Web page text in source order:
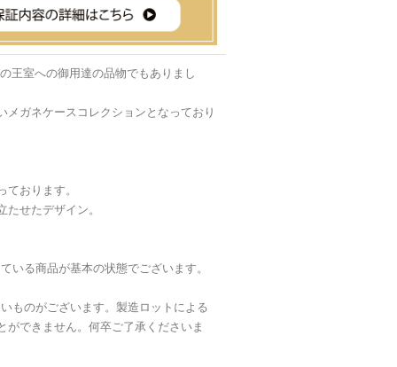
王室への御用達の品物でもありまし
ガネケースコレクションとなっており
おります。
せたデザイン。
いる商品が基本の状態でございます。
ものがございます。製造ロットによる
できません。何卒ご了承くださいま